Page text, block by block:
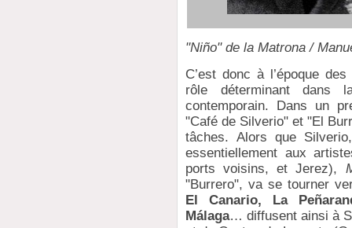
"Niño" de la Matrona /
C’est donc à l’époque
rôle déterminant dans
contemporain. Dans un
"Café de Silverio" et "El
tâches. Alors que
essentiellement aux
ports voisins, et Jerez),
"Burrero", va se tourner
El Canario, La
Málaga… diffusent ainsi à